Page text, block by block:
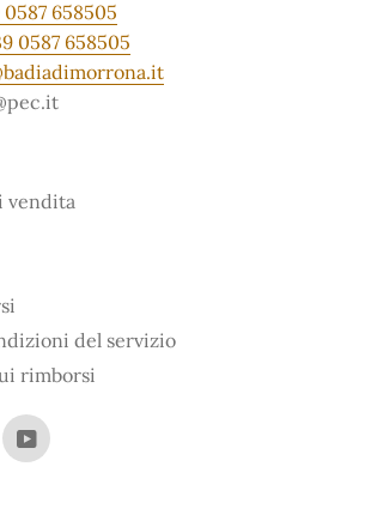
0587 658505
0587 658505
vendita
del servizio
rimborsi